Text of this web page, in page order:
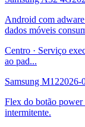
Android com
dados móveis
Centro · Serviço
ao pad...
Samsung M122026-
Flex do botão power
intermitente.